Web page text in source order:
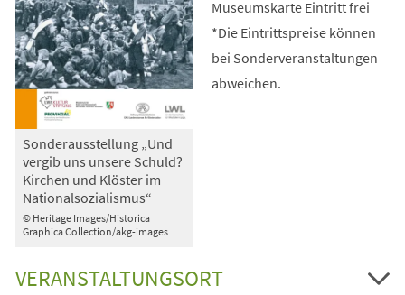
© Heritage Images/Historica
Graphica Collection/akg-images
Sonderausstellung „Und
vergib uns unsere Schuld?
Kirchen und Klöster im
Nationalsozialismus“
Museumskarte Eintritt frei
*Die Eintrittspreise können
bei Sonderveranstaltungen
abweichen.
VERANSTALTUNGSORT